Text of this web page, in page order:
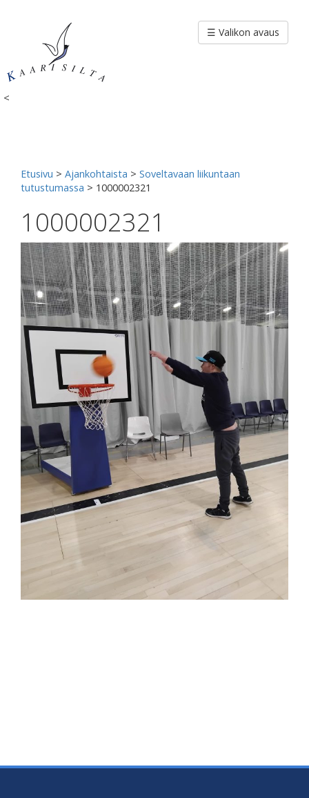
<
☰ Valikon avaus
Etusivu > Ajankohtaista > Soveltavaan liikuntaan
tutustumassa > 1000002321
1000002321